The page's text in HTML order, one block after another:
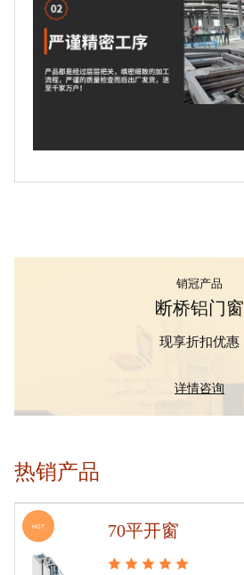
销冠产品
断桥铝门窗
现享折扣优惠
详情咨询
热销产品
HOT 70平开窗